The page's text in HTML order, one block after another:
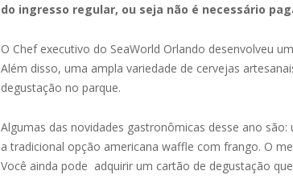
do ingresso regular, ou seja não é necessário
O Chef executivo do SeaWorld Orlando desenvolveu
Além disso, uma ampla variedade de cervejas
degustação no parque.
Algumas das novidades gastronômicas desse ano
a tradicional opção americana waffle com frango. O
Você ainda pode adquirir um cartão de degustação